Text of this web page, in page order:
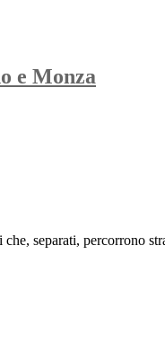
e Monza
separati, percorrono